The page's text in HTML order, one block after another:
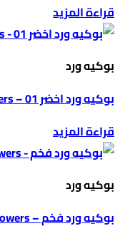
قراءة المزيد
بوكيه ورد
بوكيه ورد اخضر 01 – A bouquet of green flowers
قراءة المزيد
بوكيه ورد
بوكيه ورد فخم – A luxurious bouquet of flowers